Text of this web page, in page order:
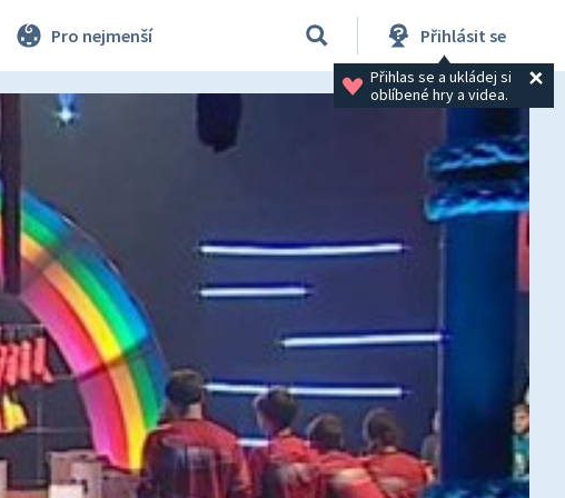
Pro nejmenší Přihlásit se
Přihlas se a ukládej si
oblíbené hry a videa.